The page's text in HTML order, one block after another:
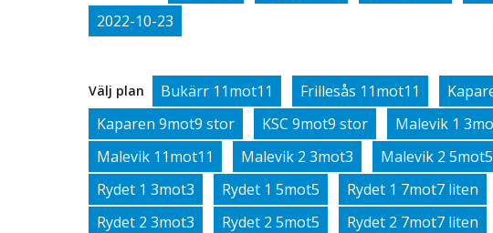
2022-10-23
Välj plan Bukärr 11mot11 Frillesås 11mot11
Kaparen 9mot9 stor
KSC 9mot9 stor Malevik 1
Malevik 11mot11
Malevik 2 3mot3 Malevik 2 5mot5
Rydet 1 3mot3
Rydet 1 5mot5 Rydet 1 7mot7 liten
Rydet 2 3mot3
Rydet 2 5mot5 Rydet 2 7mot7 liten